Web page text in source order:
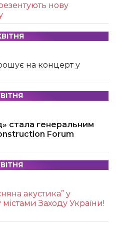
нову
на концерт у
стала генеральним
Forum
акустика” у
Заходу України!